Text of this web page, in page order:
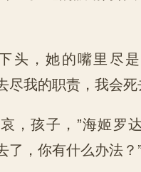
头，她的嘴里尽
尽我的职责，我会死
，孩子，”海姬罗
了，你有什么办法？”